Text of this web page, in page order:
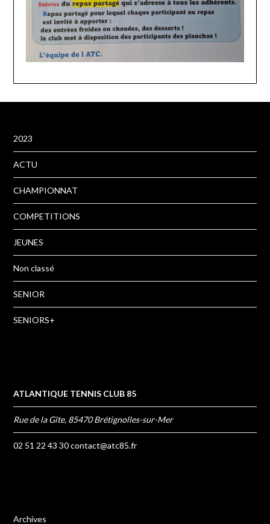
2023
ACTU
CHAMPIONNAT
COMPETITIONS
JEUNES
Non classé
SENIOR
SENIORS+
ATLANTIQUE TENNIS CLUB 85
Rue de la Gîte, 85470 Brétignolles-sur-Mer
02 51 22 43 30contact@atc85.fr
Archives